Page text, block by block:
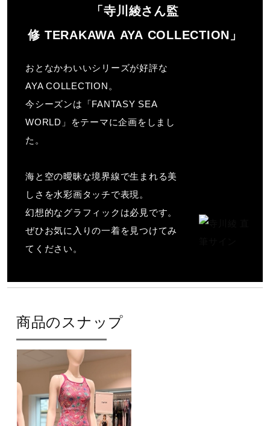
カラー
27：ブルー
67：パープル
素材
複合繊維（ポリエステル／ポリエステル）57％、ポリエス
テル43％
原産国
ベトナム製、日本製
サステナビリティ
材料：この商品には、植物由来合成繊維が25％以上使用さ
れています。
「寺川綾さん監
修 TERAKAWA AYA COLLECTION」
おとなかわいいシリーズが好評な
AYA COLLECTION。
今シーズンは「FANTASY SEA
WORLD」をテーマに企画をしまし
た。
海と空の曖昧な境界線で生まれる美
しさを水彩画タッチで表現。
幻想的なグラフィックは必見です。
ぜひお気に入りの一着を見つけてみ
てください。
商品のスナップ